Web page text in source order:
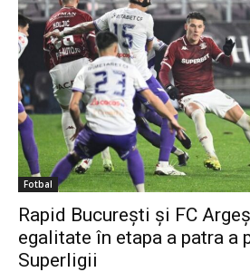
Fotbal
Rapid București și FC
egalitate în etapa a patra a
Superligii